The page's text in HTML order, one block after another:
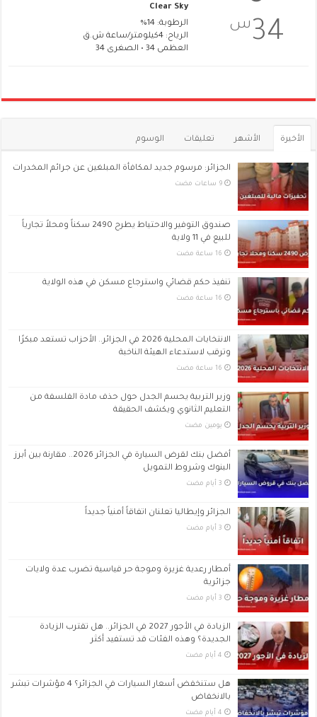
34 س
Clear Sky
الرطوبة: 14%
الرياح: 4كيلومتر/ساعة ش.ق
العظمى 34 • الصغرى 34
الأخيرة الأشهر تعليقات الوسوم
الجزائر: مرسوم جديد لمكافأة المبلغين عن جرائم المخدرات
‏9 ساعات مضت
صندوق التوفير والاحتياط يطرح 2490 سكناً ومحلاً تجارياً
للبيع في 11 ولاية
تنفيذ حكم قضائي واسترجاع مسكن في هذه الولاية
الانتخابات المحلية 2026 في الجزائر.. الأحزاب تستعد مبكرًا
وترقب لاستدعاء الهيئة الناخبة
وزير التربية يحسم الجدل حول حذف مادة الفلسفة من
التعليم الثانوي ويكشف الحقيقة
‏يومين مضت
أفضل بنك لقرض السيارة في الجزائر 2026.. مقارنة بين أبرز
البنوك وشروط التمويل
الجزائر وإيطاليا تعلنان اتفاقاً أمنياً جديداً
أمطار رعدية غزيرة وموجة حر قياسية تضرب عدة ولايات
جزائرية
الزيادة في الأجور 2027 في الجزائر.. هل تقترب الزيادة
الجديدة؟ وهذه الفئات قد تستفيد أكثر
هل ستنخفض أسعار السيارات في الجزائر؟ 4 مؤشرات تبشر
بالانخفاض